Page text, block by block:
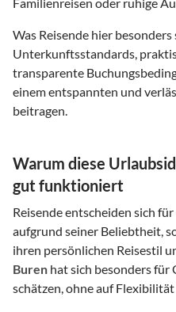
Was Reisende hier
Unterkunftsstandards,
transparente
einem entspannten und
beitragen.
Warum diese
gut funktioniert
Reisende entscheiden sich
aufgrund seiner Beliebtheit,
ihren persönlichen Reisestil
Buren hat sich besonders für
schätzen, ohne auf